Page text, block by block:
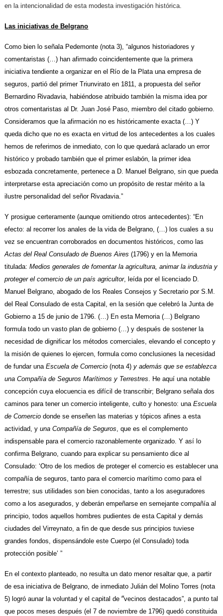
en la intencionalidad de esta modesta investigación histórica.
Las iniciativas de Belgrano
Como bien lo señala Pedemonte (nota 3), “algunos historiadores y
comentaristas (…) han afirmado coincidentemente que la primera
iniciativa tendiente a organizar en el Río de la Plata una empresa de
seguros, partió del primer Triunvirato en 1811, a propuesta del señor
Bernardino Rivadavia, habiéndose atribuido también la misma idea por
otros comentaristas al Dr. Juan José Paso, miembro del citado gobierno.
Consideramos que la afirmación no es históricamente exacta (…) Y
queda dicho que no es exacta en virtud de los antecedentes a los cuales
hemos de referirnos de inmediato, con lo que quedará aclarado un error
histórico y probado también que el primer eslabón, la primer idea
esbozada concretamente, pertenece a D. Manuel Belgrano, sin que pueda
interpretarse esta apreciación como un propósito de restar mérito a la
ilustre personalidad del señor Rivadavia.”
Y prosigue certeramente (aunque omitiendo otros antecedentes): “En
efecto: al recorrer los anales de la vida de Belgrano, (…) los cuales a su
vez se encuentran corroborados en documentos históricos, como las
Actas del Real Consulado de Buenos Aires(1796) y en la Memoria
titulada:Medios generales de fomentar la agricultura, animar la industria y
proteger el comercio de un país agricultor, leída por el licenciado D.
Manuel Belgrano, abogado de los Reales Consejos y Secretario por S.M.
del Real Consulado de esta Capital, en la sesión que celebró la Junta de
Gobierno a 15 de junio de 1796. (…) En esta Memoria (…) Belgrano
formula todo un vasto plan de gobierno (…) y después de sostener la
necesidad de dignificar los métodos comerciales, elevando el concepto y
la misión de quienes lo ejercen, formula como conclusiones la necesidad
de fundar unaEscuela de Comercio(nota 4)y además que se establezca
una Compañía de Seguros Marítimos y Terrestres. He aquí una notable
concepción cuya elocuencia es difícil de transcribir; Belgrano señala dos
caminos para tener un comercio inteligente, culto y honesto: unaEscuela
de Comerciodonde se enseñen las materias y tópicos afines a esta
actividad, yuna Compañía de Seguros, que es el complemento
indispensable para el comercio razonablemente organizado. Y así lo
confirma Belgrano, cuando para explicar su pensamiento dice al
Consulado: ‘Otro de los medios de proteger el comercio es establecer una
compañía de seguros, tanto para el comercio marítimo como para el
terrestre; sus utilidades son bien conocidas, tanto a los aseguradores
como a los asegurados, y deberán empeñarse en semejante compañía al
principio, todos aquellos hombres pudientes de estaCapital y demás
ciudades del Virreynato, a fin de que desde sus principios tuviese
grandes fondos, dispensándole este Cuerpo (el Consulado) toda
protección posible’ ”
En el contexto planteado, no resulta un dato menor resaltar que, a partir
de esa iniciativa de Belgrano, de inmediato Julián del Molino Torres (nota
5) logró aunar la voluntad y el capital de“vecinos destacados”, a punto tal
que pocos meses después (el 7 de noviembre de 1796) quedó constituida